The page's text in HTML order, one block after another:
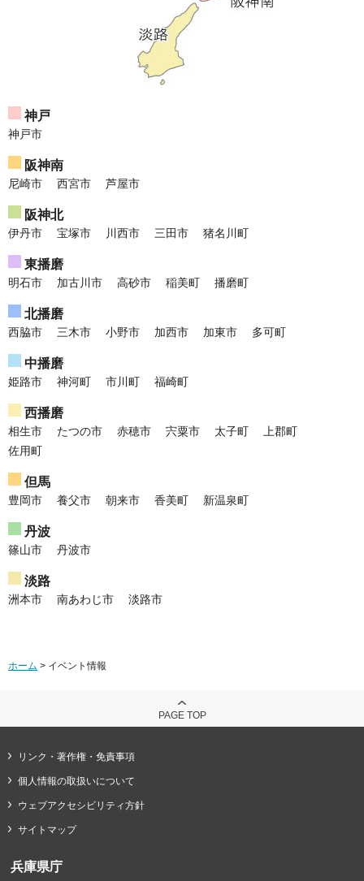
神戸
神戸市
阪神南
尼崎市 西宮市 芦屋市
阪神北
伊丹市 宝塚市 川西市 三田市 猪名川町
東播磨
明石市 加古川市 高砂市 稲美町 播磨町
北播磨
西脇市 三木市 小野市 加西市 加東市 多可町
中播磨
姫路市 神河町 市川町 福崎町
西播磨
相生市 たつの市 赤穂市 宍粟市 太子町
上郡町
佐用町
但馬
豊岡市 養父市 朝来市 香美町 新温泉町
丹波
篠山市 丹波市
淡路
洲本市 南あわじ市 淡路市
ホーム > イベント情報
PAGE TOP
リンク・著作権・免責事項
個人情報の取扱いについて
ウェブアクセシビリティ方針
サイトマップ
兵庫県庁